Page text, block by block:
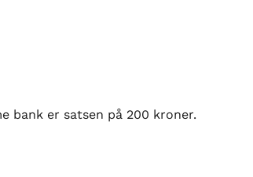
bank er satsen på 200 kroner.